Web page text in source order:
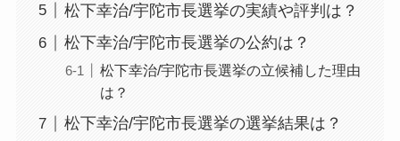
松下幸治/宇陀市長選挙の実績や評判は？
松下幸治/宇陀市長選挙の公約は？
松下幸治/宇陀市長選挙の立候補した理由
は？
松下幸治/宇陀市長選挙の選挙結果は？